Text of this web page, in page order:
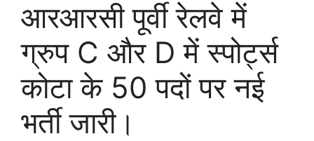
आरआरसी पूर्वी रेलवे में
ग्रुप C और D में स्पोर्ट्स
कोटा के 50 पदों पर नई
भर्ती जारी।